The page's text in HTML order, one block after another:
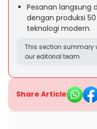
Pesanan langsung
dengan produksi
teknologi modern.
This section summary
our editorial team.
Share Article